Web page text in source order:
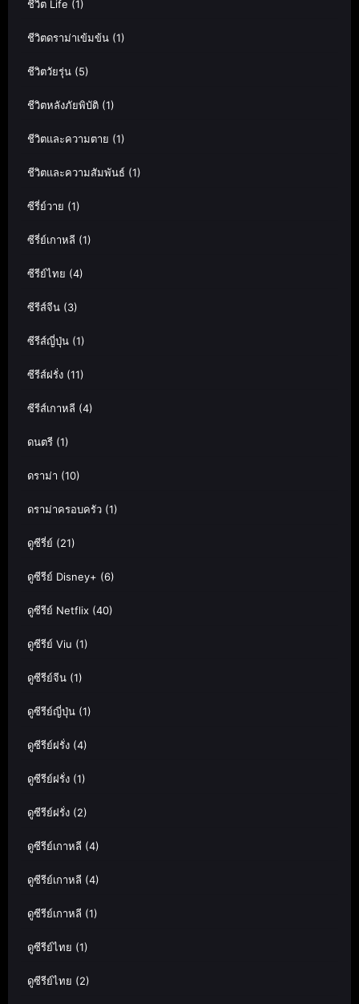
ชีวิต Life (1)
ชีวิตดราม่าเข้มข้น (1)
ชีวิตวัยรุ่น (5)
ชีวิตหลังภัยพิบัติ (1)
ชีวิตและความตาย (1)
ชีวิตและความสัมพันธ์ (1)
ซีรี่ย์วาย (1)
ซีรี่ย์เกาหลี (1)
ซีรีย์ไทย (4)
ซีรีส์จีน (3)
ซีรีส์ญี่ปุ่น (1)
ซีรีส์ฝรั่ง (11)
ซีรีส์เกาหลี (4)
ดนตรี (1)
ดราม่า (10)
ดราม่าครอบครัว (1)
ดูซีรี่ย์ (21)
ดูซีรีย์ Disney+ (6)
ดูซีรีย์ Netflix (40)
ดูซีรีย์ Viu (1)
ดูซีรีย์จีน (1)
ดูซีรีย์ญี่ปุ่น (1)
ดูซีรีย์ฝรั่ง (4)
ดูซีรีย์ฝรั่ง (1)
ดูซีรีย์ฝรั่ง (2)
ดูซีรีย์เกาหลี (4)
ดูซีรีย์เกาหลี (4)
ดูซีรีย์เกาหลี (1)
ดูซีรีย์ไทย (1)
ดูซีรีย์ไทย (2)